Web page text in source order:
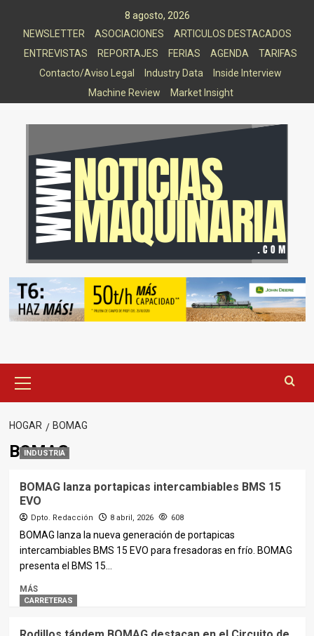
8 agosto, 2026
NEWSLETTER
ASOCIACIONES
ARTICULOS DESTACADOS
ENTREVISTAS
REPORTAJES FERIAS AGENDA
TARIFAS
Contacto/Aviso Legal
Industry Data
Inside Interview
Machine Review
Market Insight
principal
HOGAR BOMAG
BOMAG
INDUSTRIA
BOMAG lanza portapicas intercambiables BMS 15
EVO
Dpto. Redacción 8 abril, 2026 608
BOMAG lanza la nueva generación de portapicas
intercambiables BMS 15 EVO para fresadoras en frío. BOMAG
presenta el BMS 15...
MÁS
CARRETERAS